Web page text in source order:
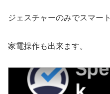
ジェスチャーのみでスマー
家電操作も出来ます。